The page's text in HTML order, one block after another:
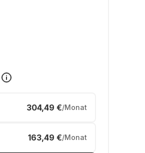
304,49 €/Monat
163,49 €/Monat